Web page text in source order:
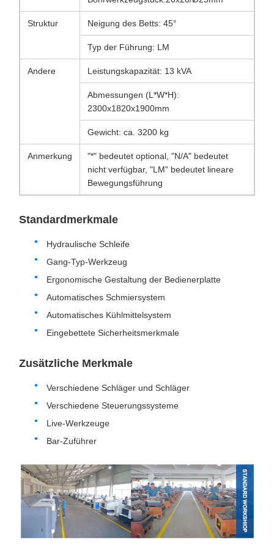
Struktur Neigung des Betts: 45°
Typ der Führung: LM
Andere Leistungskapazität: 13 kVA
Abmessungen (L*W*H):
2300x1820x1900mm
Gewicht: ca. 3200 kg
Anmerkung
"*" bedeutet optional, "N/A" bedeutet
nicht verfügbar, "LM" bedeutet lineare
Bewegungsführung
Standardmerkmale
Hydraulische Schleife
Gang-Typ-Werkzeug
Ergonomische Gestaltung der Bedienerplatte
Automatisches Schmiersystem
Automatisches Kühlmittelsystem
Eingebettete Sicherheitsmerkmale
Zusätzliche Merkmale
Verschiedene Schläger und Schläger
Verschiedene Steuerungssysteme
Live-Werkzeuge
Bar-Zuführer